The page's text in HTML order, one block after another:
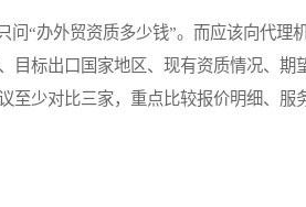
“办外贸资质多少钱”。而应该向代理
目标出口国家地区、现有资质情况、
至少对比三家，重点比较报价明细、